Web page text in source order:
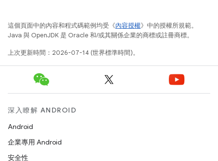
這個頁面中的內容和程式碼範例均受《內容授權》中的授權所規範。
Java 與 OpenJDK 是 Oracle 和/或其關係企業的商標或註冊商標。
上次更新時間：2026-07-14 (世界標準時間)。
深入瞭解 ANDROID
Android
企業專用 Android
安全性